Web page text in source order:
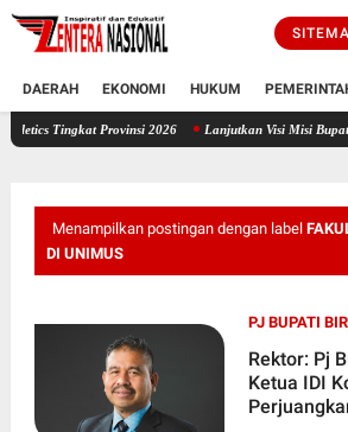
DAERAH EKONOMI HUKUM
Provinsi 2026 Lanjutkan Visi Misi Bupati Aceh
Menampilkan postingan dengan label
DI UNIMUS
PJ BUPATI
Rektor: Pj
Ketua IDI